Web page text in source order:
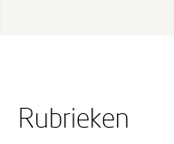
Rubrieken